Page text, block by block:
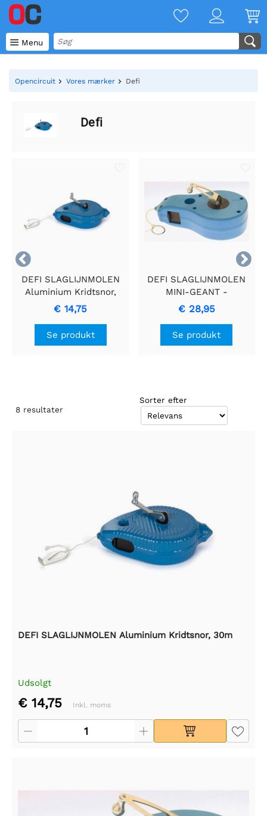
 Menu
Opencircuit Vores mærker Defi
Defi


DEFI SLAGLIJNMOLEN
Aluminium Kridtsnor,
30m
€ 14,75
Se produkt
DEFI SLAGLIJNMOLEN
MINI-GEANT -
Præcisionsværktøj med
30-meter linje
€ 28,95
Se produkt
8 resultater
Sorter efter
DEFI SLAGLIJNMOLEN Aluminium Kridtsnor, 30m
Udsolgt
€ 14,75 Inkl. moms